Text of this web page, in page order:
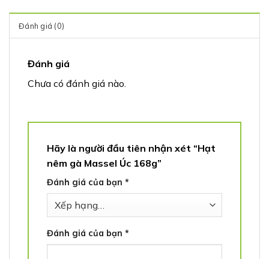
Đánh giá (0)
Đánh giá
Chưa có đánh giá nào.
Hãy là người đầu tiên nhận xét “Hạt
nêm gà Massel Úc 168g”
Đánh giá của bạn *
Đánh giá của bạn *